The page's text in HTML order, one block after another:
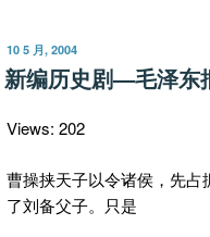
发
布
于
10 5 月, 2004
新编历史剧—毛泽东
Views: 202
曹操挟天子以令诸侯，先
了刘备父子。只是